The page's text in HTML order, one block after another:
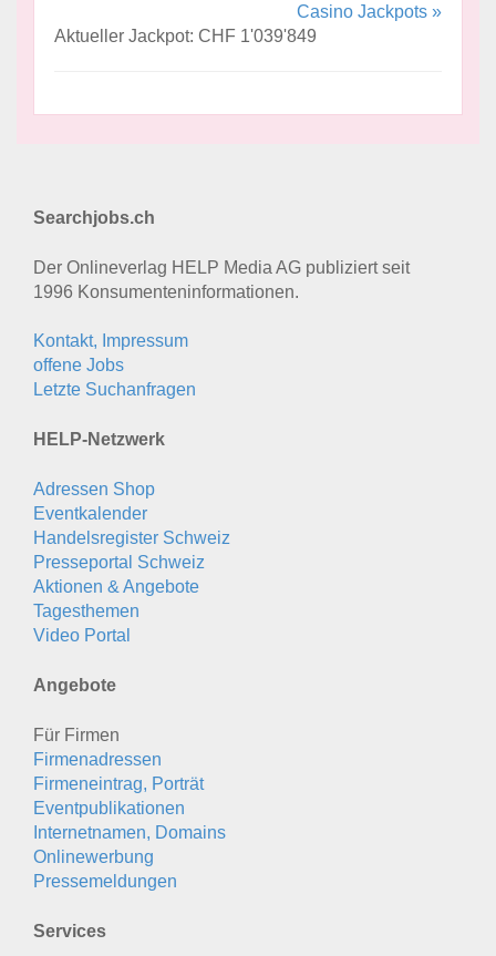
Casino Jackpots »
Aktueller Jackpot: CHF 1'039'849
Searchjobs.ch
Der Onlineverlag HELP Media AG publiziert seit
1996 Konsumenten­informationen.
Kontakt, Impressum
offene Jobs
Letzte Suchanfragen
HELP-Netzwerk
Adressen Shop
Eventkalender
Handelsregister Schweiz
Presseportal Schweiz
Aktionen & Angebote
Tagesthemen
Video Portal
Angebote
Für Firmen
Firmenadressen
Firmeneintrag, Porträt
Eventpublikationen
Internetnamen, Domains
Onlinewerbung
Pressemeldungen
Services